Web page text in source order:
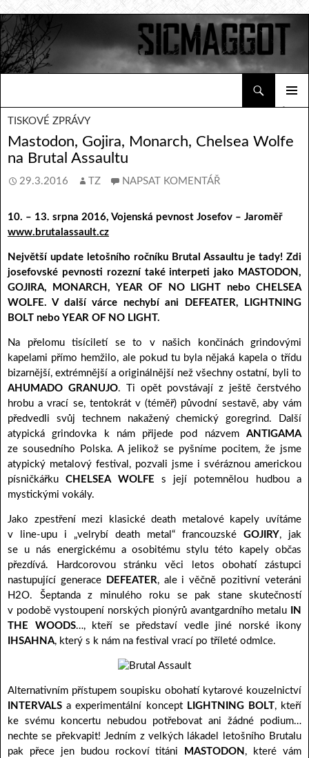
TISKOVÉ ZPRÁVY
Mastodon, Gojira, Monarch, Chelsea Wolfe
na Brutal Assaultu
29.3.2016 TZ NAPSAT KOMENTÁŘ
10. – 13. srpna 2016, Vojenská pevnost Josefov – Jaroměř
www.brutalassault.cz
Největší update letošního ročníku Brutal Assaultu je tady! Zdi
josefovské pevnosti rozezní také interpeti jako MASTODON,
GOJIRA, MONARCH, YEAR OF NO LIGHT nebo CHELSEA
WOLFE. V další várce nechybí ani DEFEATER, LIGHTNING
BOLT nebo YEAR OF NO LIGHT.
Na přelomu tisíciletí se to v našich končinách grindovými
kapelami přímo hemžilo, ale pokud tu byla nějaká kapela o třídu
bizarnější, extrémnější a originálnější než všechny ostatní, byli to
AHUMADO GRANUJO. Ti opět povstávají z ještě čerstvého
hrobu a vrací se, tentokrát v (téměř) původní sestavě, aby vám
předvedli svůj technem nakažený chemický goregrind. Další
atypická grindovka k nám přijede pod názvem ANTIGAMA
ze sousedního Polska. A jelikož se pyšníme pocitem, že jsme
atypický metalový festival, pozvali jsme i svéráznou americkou
písničkářkuCHELSEA WOLFE s její potemnělou hudbou a
mystickými vokály.
Jako zpestření mezi klasické death metalové kapely uvítáme
v line-upu i „velrybí death metal“ francouzské GOJIRY, jak
se u nás energickému a osobitému stylu této kapely občas
přezdívá. Hardcorovou stránku věci letos obohatí zástupci
nastupující generace
DEFEATER, ale i věčně pozitivní veteráni
H2O. Šeptanda z minulého roku se pak stane skutečností
v podobě vystoupení norských pionýrů avantgardního metalu
IN
THE WOODS…, kteří se představí vedle jiné norské ikony
IHSAHNA, který s k nám na festival vrací po tříleté odmlce.
Alternativním přístupem soupisku obohatí kytarové kouzelnictví
INTERVALS a experimentální koncept LIGHTNING BOLT, kteří
ke svému koncertu nebudou potřebovat ani žádné podium…
nechte se překvapit! Jedním z velkých lákadel letošního Brutalu
pak přece jen budou rockoví titáni
MASTODON , které vám